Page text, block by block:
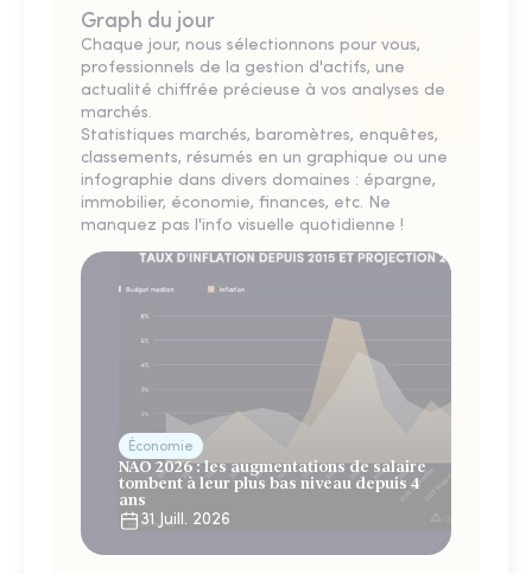
Graph du jour
Chaque jour, nous sélectionnons pour vous,
professionnels de la gestion d'actifs, une
actualité chiffrée précieuse à vos analyses de
marchés.
Statistiques marchés, baromètres, enquêtes,
classements, résumés en un graphique ou une
infographie dans divers domaines : épargne,
immobilier, économie, finances, etc. Ne
manquez pas l'info visuelle quotidienne !
Économie
NAO 2026 : les augmentations de salaire
tombent à leur plus bas niveau depuis 4
ans
31 Juill. 2026